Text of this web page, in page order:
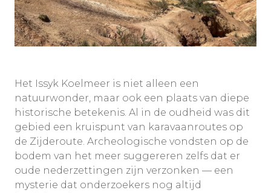
Het Issyk Koelmeer is niet alleen een
natuurwonder, maar ook een plaats van diepe
historische betekenis. Al in de oudheid was dit
gebied een kruispunt van karavaanroutes op
de Zijderoute. Archeologische vondsten op de
bodem van het meer suggereren zelfs dat er
oude nederzettingen zijn verzonken — een
mysterie dat onderzoekers nog altijd